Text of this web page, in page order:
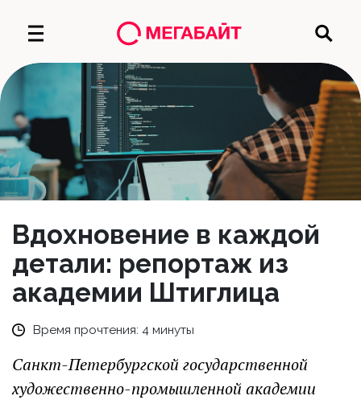
Вдохновение в каждой
детали: репортаж из
академии Штиглица
Время прочтения: 4 минуты
Санкт-Петербургской государственной
художественно-промышленной академии